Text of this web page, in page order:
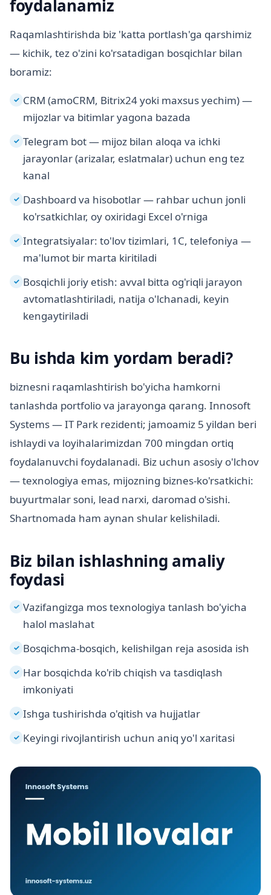
foydalanamiz
Raqamlashtirishda biz 'katta portlash'ga qarshimiz
— kichik, tez o'zini ko'rsatadigan bosqichlar bilan
boramiz:
✓ CRM (amoCRM, Bitrix24 yoki maxsus yechim) —
mijozlar va bitimlar yagona bazada
✓ Telegram bot — mijoz bilan aloqa va ichki
jarayonlar (arizalar, eslatmalar) uchun eng tez
kanal
✓ Dashboard va hisobotlar — rahbar uchun jonli
ko'rsatkichlar, oy oxiridagi Excel o'rniga
✓ Integratsiyalar: to'lov tizimlari, 1C, telefoniya —
ma'lumot bir marta kiritiladi
✓ Bosqichli joriy etish: avval bitta og'riqli jarayon
avtomatlashtiriladi, natija o'lchanadi, keyin
kengaytiriladi
Bu ishda kim yordam beradi?
biznesni raqamlashtirish bo'yicha hamkorni
tanlashda portfolio va jarayonga qarang. Innosoft
Systems — IT Park rezidenti; jamoamiz 5 yildan beri
ishlaydi va loyihalarimizdan 700 mingdan ortiq
foydalanuvchi foydalanadi. Biz uchun asosiy o'lchov
— texnologiya emas, mijozning biznes-ko'rsatkichi:
buyurtmalar soni, lead narxi, daromad o'sishi.
Shartnomada ham aynan shular kelishiladi.
Biz bilan ishlashning amaliy
foydasi
✓ Vazifangizga mos texnologiya tanlash bo'yicha
halol maslahat
✓ Bosqichma-bosqich, kelishilgan reja asosida ish
✓ Har bosqichda ko'rib chiqish va tasdiqlash
imkoniyati
✓ Ishga tushirishda o'qitish va hujjatlar
✓ Keyingi rivojlantirish uchun aniq yo'l xaritasi